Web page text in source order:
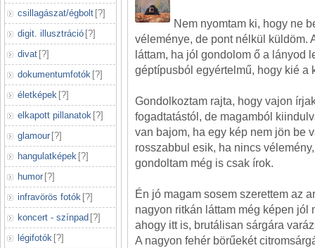
csillagászat/égbolt [?]
digit. illusztráció [?]
divat [?]
dokumentumfotók [?]
életképek [?]
elkapott pillanatok [?]
glamour [?]
hangulatképek [?]
humor [?]
infravörös fotók [?]
koncert - színpad [?]
légifotók [?]
Nem nyomtam ki, hogy ne
véleménye, de pont nélkül küldöm.
láttam, ha jól gondolom ő a lányod
géptípusból egyértelmű, hogy kié a
Gondolkoztam rajta, hogy vajon
fogadtatástól, de magamból
van bajom, ha egy kép nem jön be
rosszabbul esik, ha nincs
gondoltam még is csak írok.
Én jó magam sosem szerettem az
nagyon ritkán láttam még képen jól
ahogy itt is, brutálisan sárgára
A nagyon fehér börűekét